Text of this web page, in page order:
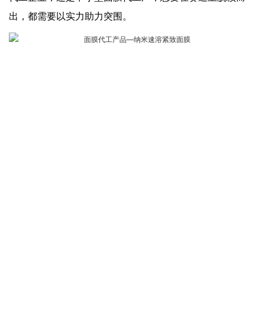
出，都需要以实力助力突围。